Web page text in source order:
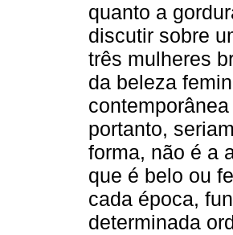
quanto a
discutir sobre
três mulheres
da beleza
portanto,
forma, não é a
que é belo ou
cada época,
determinada